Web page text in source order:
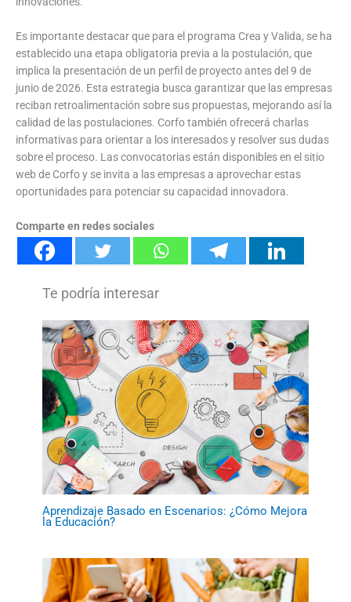
Es importante destacar que para el programa Crea y Valida, se ha
establecido una etapa obligatoria previa a la postulación, que
implica la presentación de un perfil de proyecto antes del 9 de
junio de 2026. Esta estrategia busca garantizar que las empresas
reciban retroalimentación sobre sus propuestas, mejorando así la
calidad de las postulaciones. Corfo también ofrecerá charlas
informativas para orientar a los interesados y resolver sus dudas
sobre el proceso. Las convocatorias están disponibles en el sitio
web de Corfo y se invita a las empresas a aprovechar estas
oportunidades para potenciar su capacidad innovadora.
Comparte en redes sociales
Aprendizaje Basado en Escenarios: ¿Cómo Mejora
la Educación?